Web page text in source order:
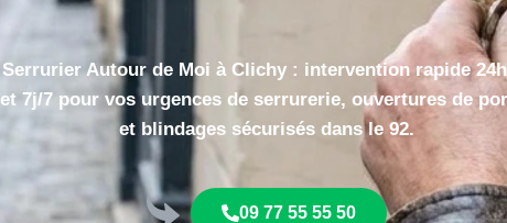
Serrurier Autour de Moi à Clichy : intervention rapide
et 7j/7 pour vos urgences de serrurerie, ouvertures de
et blindages sécurisés dans le 92.
09 77 55 55 50